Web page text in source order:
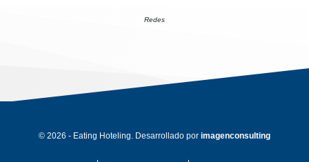
Redes
© 2026 - Eating Hoteling. Desarrollado por imagenconsulting